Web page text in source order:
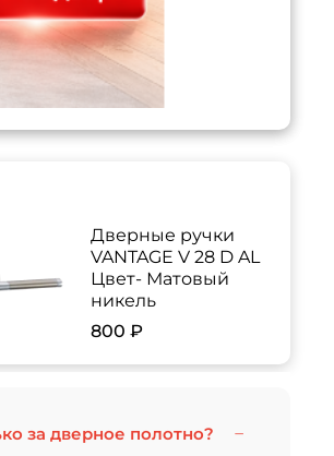
Дверные ручки
VANTAGE V 28 D AL
Цвет- Матовый
никель
800 ₽
за дверное полотно?